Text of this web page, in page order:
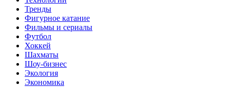
Тренды
Фигурное катание
Фильмы и сериалы
Футбол
Хоккей
Шахматы
Шоу-бизнес
Экология
Экономика